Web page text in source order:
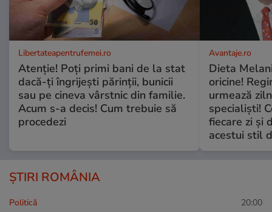
Libertateapentrufemei.ro
Atenție! Poți primi bani de la stat
dacă-ți îngrijești părinții, bunicii
sau pe cineva vârstnic din familie.
Acum s-a decis! Cum trebuie să
procedezi
Avantaje.ro
Dieta
oricine!
urmează
specialiști!
fiecare zi și
acestui stil
ȘTIRI ROMÂNIA
Politică 20:00